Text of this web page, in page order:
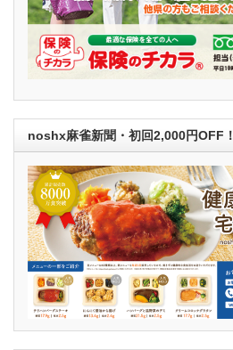
noshx麻雀新聞・初回2,000円OFF！